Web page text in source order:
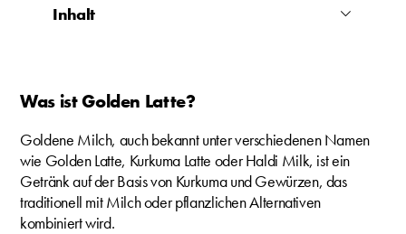
Inhalt
Was ist Golden Latte?
Goldene Milch, auch bekannt unter verschiedenen Namen
wie Golden Latte, Kurkuma Latte oder Haldi Milk, ist ein
Getränk auf der Basis von Kurkuma und Gewürzen, das
traditionell mit Milch oder pflanzlichen Alternativen
kombiniert wird.